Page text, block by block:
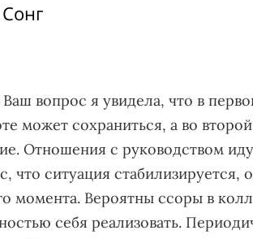
вопрос я увидела, что в
может сохраниться, а во
Отношения с руководством
что ситуация стабилизируется,
момента. Вероятны ссоры в
себя реализовать.